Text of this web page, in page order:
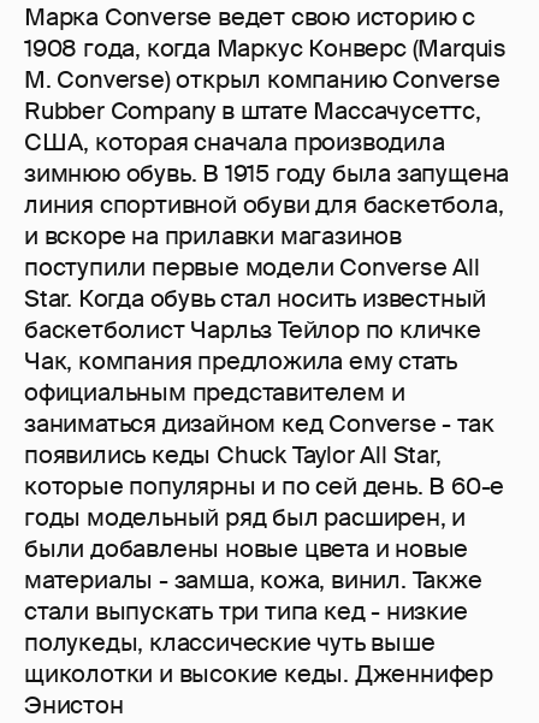
Марка Converse ведет свою историю с
1908 года, когда Маркус Конверс (Marquis
M. Converse) открыл компанию Converse
Rubber Company в штате Массачусеттс,
США, которая сначала производила
зимнюю обувь. В 1915 году была запущена
линия спортивной обуви для баскетбола,
и вскоре на прилавки магазинов
поступили первые модели Converse All
Star. Когда обувь стал носить известный
баскетболист Чарльз Тейлор по кличке
Чак, компания предложила ему стать
официальным представителем и
заниматься дизайном кед Converse - так
появились кеды Chuck Taylor All Star,
которые популярны и по сей день. В 60-е
годы модельный ряд был расширен, и
были добавлены новые цвета и новые
материалы - замша, кожа, винил. Также
стали выпускать три типа кед - низкие
полукеды, классические чуть выше
щиколотки и высокие кеды. Дженнифер
Энистон